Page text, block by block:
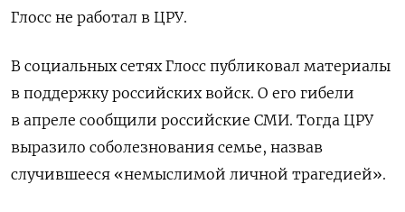
Глосс не работал в ЦРУ.
В социальных сетях Глосс публиковал материалы
в поддержку российских войск. О его гибели
в апреле сообщили российские СМИ. Тогда ЦРУ
выразило соболезнования семье, назвав
случившееся «немыслимой личной трагедией».